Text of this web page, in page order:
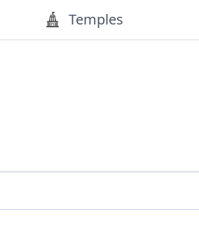
Temples